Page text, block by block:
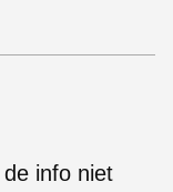
info niet